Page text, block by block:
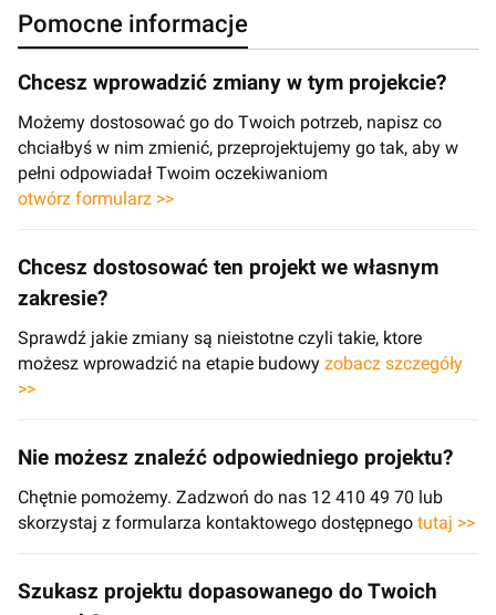
Pomocne informacje
Chcesz wprowadzić zmiany w tym projekcie?
Możemy dostosować go do Twoich potrzeb, napisz co
chciałbyś w nim zmienić, przeprojektujemy go tak, aby w
pełni odpowiadał Twoim oczekiwaniom
otwórz formularz >>
Chcesz dostosować ten projekt we własnym
zakresie?
Sprawdź jakie zmiany są nieistotne czyli takie, ktore
możesz wprowadzić na etapie budowy zobacz szczegóły
>>
Nie możesz znaleźć odpowiedniego projektu?
Chętnie pomożemy. Zadzwoń do nas 12 410 49 70 lub
skorzystaj z formularza kontaktowego dostępnego tutaj >>
Szukasz projektu dopasowanego do Twoich